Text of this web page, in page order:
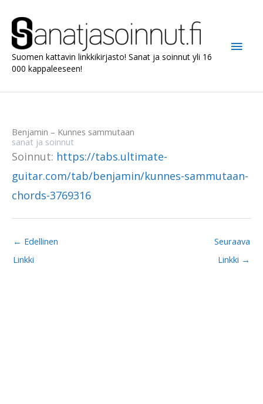
sisältöön
Suomen kattavin linkkikirjasto! Sanat ja soinnut yli 16
000 kappaleeseen!
Benjamin – Kunnes sammutaan
sanat ja soinnut
Soinnut: https://tabs.ultimate-
guitar.com/tab/benjamin/kunnes-sammutaan-
chords-3769316
← Edellinen
Linkki
Seuraava
Linkki →